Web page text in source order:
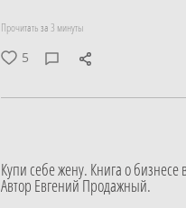
Прочитать за 3 минуты
5
Купи себе жену. Книга о бизнесе
Автор Евгений Продажный.